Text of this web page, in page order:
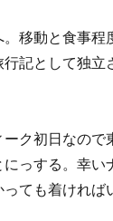
。移動と食事程
行記として独立
ーク初日なので
にっする。幸い
ても着ければ